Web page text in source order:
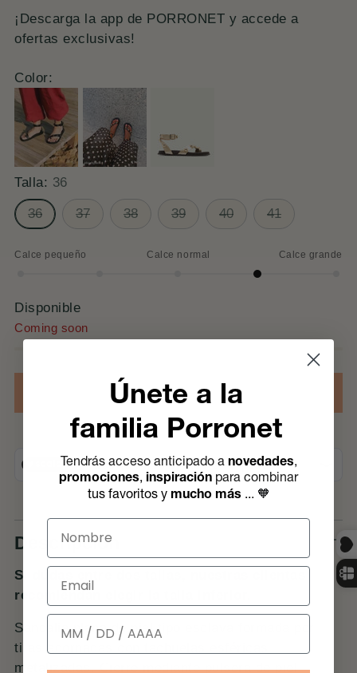
¡Descarga la app de PORRONET y accede a
ofertas exclusivas!
Color:
Talla: 36
36 37 38 39 40 41
Calce pequeño Calce normal Calce grande
grande
Disponible
Coming soon
AVÍSAME CUANDO ESTE DISPONIBLE
Descripción
Si dudas entre dos tallas, nuestras clientas
recomiendan elegir la talla inferior.
Sandalia plana de piel tipo esclava formada por
tiras adornadas con tachuelas esféricas
metalizadas. Cierre mediante pulsera de piel
Únete a la
familia Porronet
Tendrás acceso anticipado a novedades,
promociones, inspiración para combinar
tus favoritos y mucho más ... 🧡
Nombre
Email
Cumpleaños